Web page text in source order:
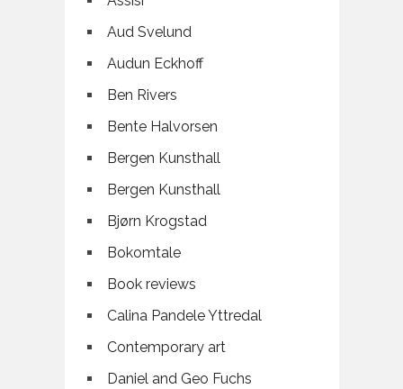
Aud Svelund
Audun Eckhoff
Ben Rivers
Bente Halvorsen
Bergen Kunsthall
Bergen Kunsthall
Bjørn Krogstad
Bokomtale
Book reviews
Calina Pandele Yttredal
Contemporary art
Daniel and Geo Fuchs